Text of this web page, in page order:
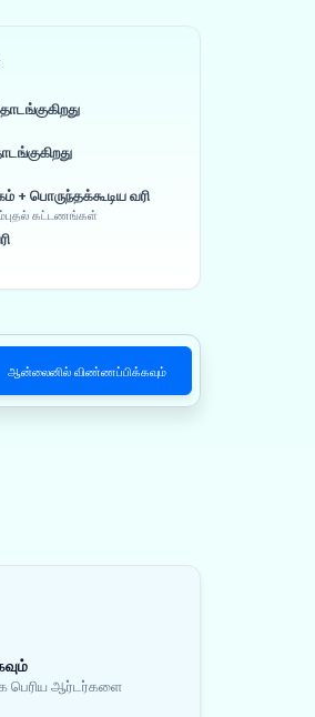
+ பொருந்தக்கூடிய வரி
கட்டணங்கள்
ஆன்லைனில் விண்ணப்பிக்கவும்
பெரிய ஆர்டர்களை